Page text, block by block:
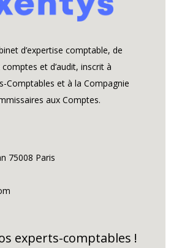
d’expertise comptable, de
et d’audit, inscrit à
Comptables et à la Compagnie
aux Comptes.
75008 Paris
experts-comptables !